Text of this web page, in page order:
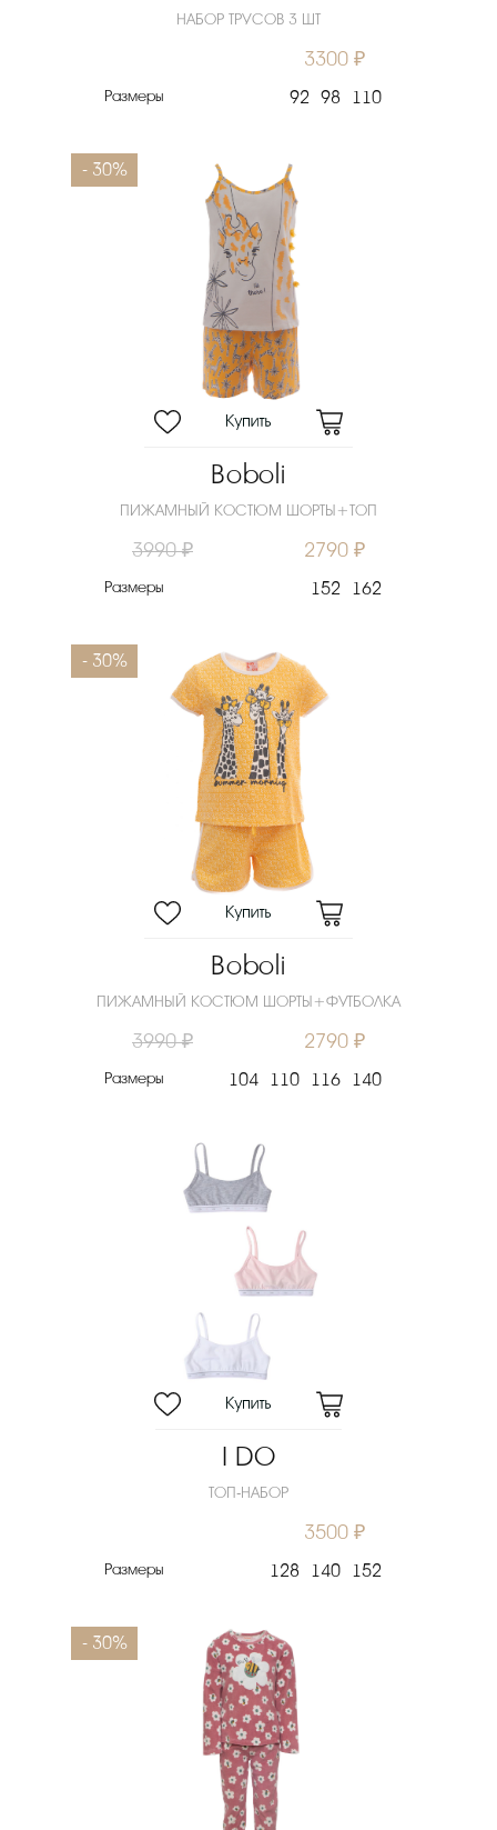
НАБОР ТРУСОВ 3 ШТ
3300 ₽
Размеры 92 98 110
- 30%
Boboli
ПИЖАМНЫЙ КОСТЮМ ШОРТЫ+ТОП
3990 ₽ 2790 ₽
Размеры 152 162
- 30%
Boboli
ПИЖАМНЫЙ КОСТЮМ ШОРТЫ+ФУТБОЛКА
3990 ₽ 2790 ₽
Размеры 104 110 116 140
I DO
ТОП-НАБОР
3500 ₽
Размеры 128 140 152
- 30%